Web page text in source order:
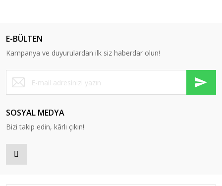
E-BÜLTEN
Kampanya ve duyurulardan ilk siz haberdar olun!
SOSYAL MEDYA
Bizi takip edin, kârlı çıkın!